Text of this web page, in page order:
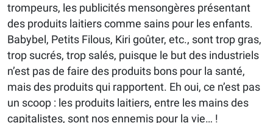
trompeurs, les publicités mensongères présentant
des produits laitiers comme sains pour les enfants.
Babybel, Petits Filous, Kiri goûter, etc., sont trop gras,
trop sucrés, trop salés, puisque le but des industriels
n’est pas de faire des produits bons pour la santé,
mais des produits qui rapportent. Eh oui, ce n’est pas
un scoop : les produits laitiers, entre les mains des
capitalistes, sont nos ennemis pour la vie… !